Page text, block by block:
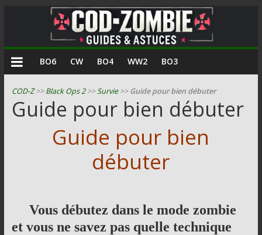
COD
Zombie
Guides
Call
BO6 CW BO4 WW2 BO3
COD-Z>>Black Ops 2>>Survie>>Guide pour bien débuter
Guide pour bien débuter
Guide pour bien
débuter
Vous débutez dans le mode zombie
et vous ne savez pas quelle technique